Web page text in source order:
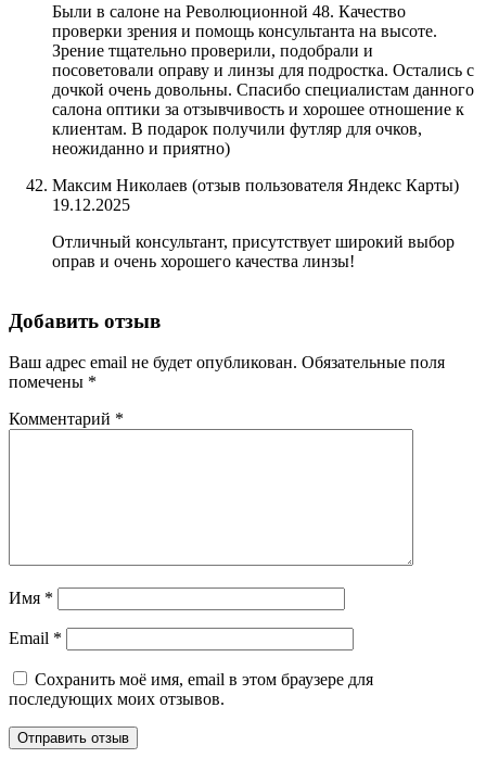
Были в салоне на Революционной 48. Качество
проверки зрения и помощь консультанта на высоте.
Зрение тщательно проверили, подобрали и
посоветовали оправу и линзы для подростка. Остались с
дочкой очень довольны. Спасибо специалистам данного
салона оптики за отзывчивость и хорошее отношение к
клиентам. В подарок получили футляр для очков,
неожиданно и приятно)
Максим Николаев (отзыв пользователя Яндекс Карты)
19.12.2025
Отличный консультант, присутствует широкий выбор
оправ и очень хорошего качества линзы!
Добавить отзыв
Ваш адрес email не будет опубликован. Обязательные поля
помечены *
Комментарий *
Имя *
Email *
Сохранить моё имя, email в этом браузере для
последующих моих отзывов.